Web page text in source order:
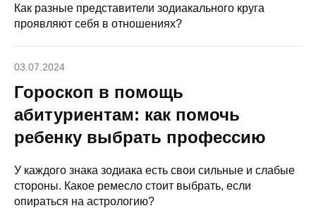
Как разные представители зодиакального круга
проявляют себя в отношениях?
03.07.2024
Гороскоп в помощь
абитуриентам: как помочь
ребенку выбрать профессию
У каждого знака зодиака есть свои сильные и слабые
стороны. Какое ремесло стоит выбрать, если
опираться на астрологию?